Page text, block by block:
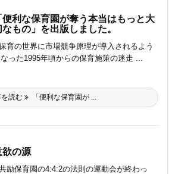
便利な保育園が奪う本当はもっと大
なもの」を出版しました。
育の世界に市場競争原理が導入されるよう
った1995年頃からの保育施策の迷走 ...
読む 「便利な保育園が ...
欲の源
励保育園の4:4:2の法則の運動会が終わっ